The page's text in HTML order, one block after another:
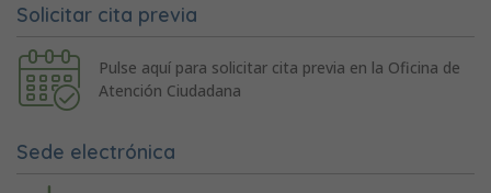
Solicitar cita previa
Pulse aquí para solicitar cita previa en la Oficina de
Atención Ciudadana
Sede electrónica